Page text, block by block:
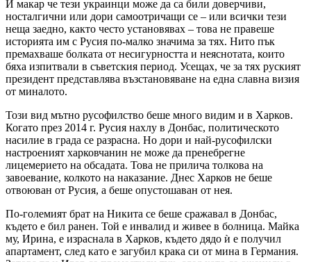
И макар че тези украинци може да са били доверчиви,
носталгични или дори самоотричащи се – или всички тези
неща заедно, както често установявах – това не правеше
историята им с Русия по-малко значима за тях. Нито пък
премахваше болката от несигурността и неяснотата, които
бяха изпитвали в съветския период. Усещах, че за тях руският
президент представлява възстановяване на една славна визия
от миналото.
Този вид мътно русофилство беше много видим и в Харков.
Когато през 2014 г. Русия нахлу в Донбас, политическото
насилие в града се разрасна. Но дори и най-русофилски
настроеният харковчанин не може да пренебрегне
лицемерието на обсадата. Това не прилича толкова на
завоевание, колкото на наказание. Днес Харков не беше
отвоюван от Русия, а беше опустошаван от нея.
По-големият брат на Никита се беше сражавал в Донбас,
където е бил ранен. Той е инвалид и живее в болница. Майка
му, Ирина, е израснала в Харков, където дядо ѝ е получил
апартамент, след като е загубил крака си от мина в Германия.